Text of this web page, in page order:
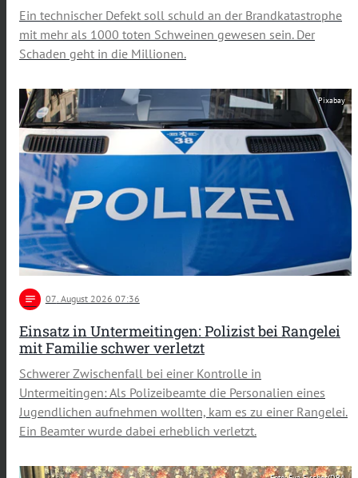
Ein technischer Defekt soll schuld an der Brandkatastrophe
mit mehr als 1000 toten Schweinen gewesen sein. Der
Schaden geht in die Millionen.
Pixabay
notes 07. August 2026 07:36
Einsatz in Untermeitingen: Polizist bei Rangelei
mit Familie schwer verletzt
Schwerer Zwischenfall bei einer Kontrolle in
Untermeitingen: Als Polizeibeamte die Personalien eines
Jugendlichen aufnehmen wollten, kam es zu einer Rangelei.
Ein Beamter wurde dabei erheblich verletzt.